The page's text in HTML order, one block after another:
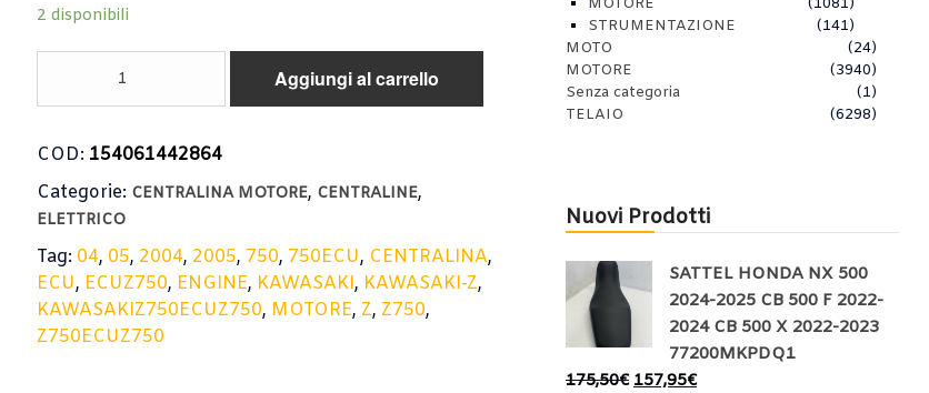
2 disponibili
KAWASAKI
750
2005
/
ECU
ENGINE
Z750
04-
05
Aggiungi al carrello
COD: 154061442864
Categorie: CENTRALINA MOTORE, CENTRALINE,
ELETTRICO
Tag: 04, 05, 2004, 2005, 750, 750ECU, CENTRALINA,
ECU, ECUZ750, ENGINE, KAWASAKI, KAWASAKI-Z,
KAWASAKIZ750ECUZ750, MOTORE, Z, Z750,
Z750ECUZ750
MOTORE
(1081)
STRUMENTAZIONE
(141)
MOTO
(24)
MOTORE
(3940)
Senza categoria
(1)
TELAIO
(6298)
Nuovi Prodotti
SATTEL HONDA NX 500
2024-2025 CB 500 F 2022-
2024 CB 500 X 2022-2023
77200MKPDQ1
175,50€ 157,95€